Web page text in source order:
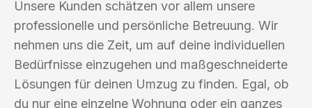
Unsere Kunden schätzen vor allem unsere
professionelle und persönliche Betreuung. Wir
nehmen uns die Zeit, um auf deine individuellen
Bedürfnisse einzugehen und maßgeschneiderte
Lösungen für deinen Umzug zu finden. Egal, ob
du nur eine einzelne Wohnung oder ein ganzes